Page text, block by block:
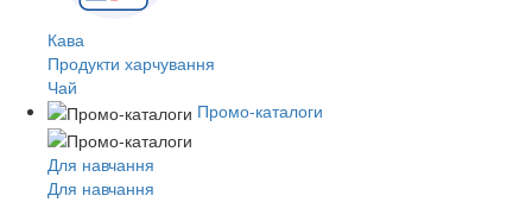
Кава
Продукти харчування
Чай
Промо-каталоги
Для навчання
Для навчання